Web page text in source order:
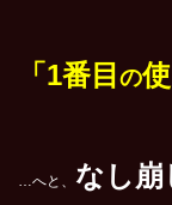
「1番目 の
…へと、 なし崩